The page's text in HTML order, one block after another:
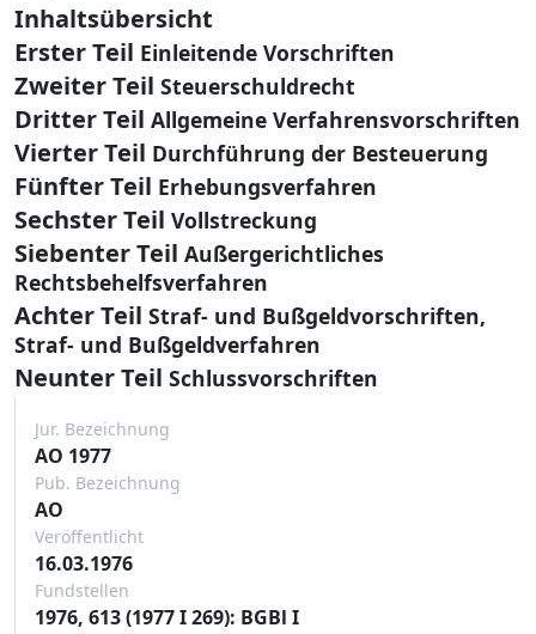
Inhaltsübersicht
Erster Teil Einleitende Vorschriften
Zweiter Teil Steuerschuldrecht
Dritter Teil Allgemeine Verfahrensvorschriften
Vierter Teil Durchführung der Besteuerung
Fünfter Teil Erhebungsverfahren
Sechster Teil Vollstreckung
Siebenter Teil Außergerichtliches
Rechtsbehelfsverfahren
Achter Teil Straf- und Bußgeldvorschriften,
Straf- und Bußgeldverfahren
Neunter Teil Schlussvorschriften
Jur. Bezeichnung
AO 1977
Pub. Bezeichnung
AO
Veröffentlicht
16.03.1976
Fundstellen
1976, 613 (1977 I 269): BGBl I